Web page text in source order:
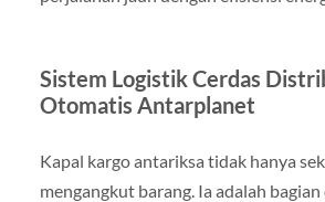
Sistem Logistik Cerdas
Otomatis Antarplanet
Kapal kargo antariksa tidak hanya
mengangkut barang. Ia adalah